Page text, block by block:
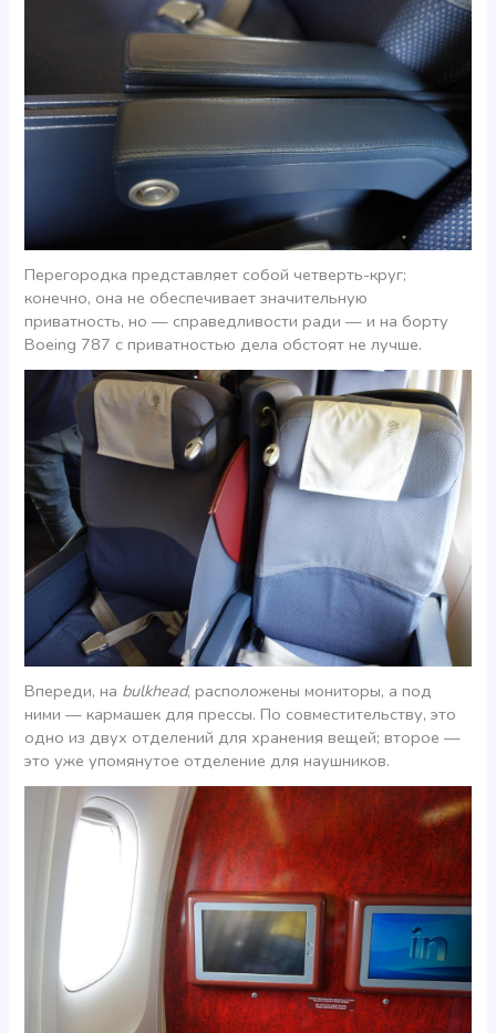
Перегородка представляет собой четверть-круг;
конечно, она не обеспечивает значительную
приватность, но — справедливости ради — и на борту
Boeing 787 с приватностью дела обстоят не лучше.
Впереди, на bulkhead, расположены мониторы, а под
ними — кармашек для прессы. По совместительству, это
одно из двух отделений для хранения вещей; второе —
это уже упомянутое отделение для наушников.